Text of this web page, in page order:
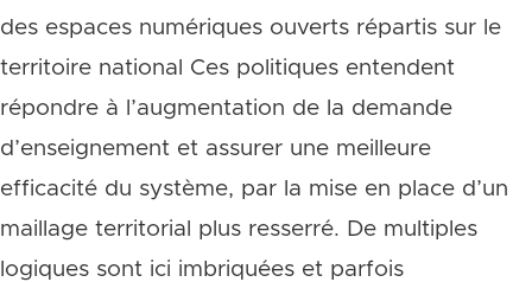
des espaces numériques ouverts répartis sur le
territoire national Ces politiques entendent
répondre à l’augmentation de la demande
d’enseignement et assurer une meilleure
efficacité du système, par la mise en place d’un
maillage territorial plus resserré. De multiples
logiques sont ici imbriquées et parfois